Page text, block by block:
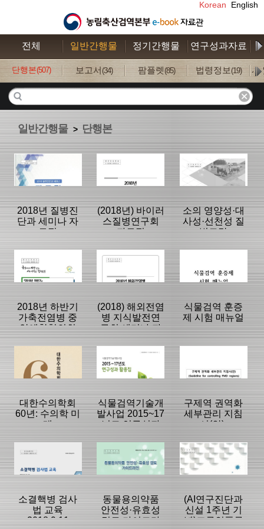
Korean English
전체 일반간행물 정기간행물 연구성과자료
단행본(507) 보고서 (34) 팜플렛 (85) 법령정보(19) 사
일반간행물 > 단행본
2018년 질병진
단과 세미나 자
료집
분류명 : 단행본
2019/01/03
(2018년) 바이러
스질병연구회
자료집
분류명 : 단행본
|
2019/01/02
소의 영양성·대
사성·선천성 질
병도감
|
2018년 하반기
가축전염병 중
앙예찰협의회
자료
분류명 : 단행본
|
2018/12/26
(2018) 해외전염
병 지식발전연
구회 세미나 자
료집
분류명 : 단행본
|
2018/12/21
식물검역 훈증
제 시험 매뉴얼
2018/12/13
대한수의학회
60년: 수의학 미
래
분류명 : 단행본
|
식물검역기술개
발사업 2015~17
년도 연구성과
분류명 : 단행본
|
구제역 권역화
세부관리 지침
서(안):
controlling FMD
regions
분류명 : 단행본
|
소결핵병 검사
법 교육
2018.9.11
동물용의약품
안전성·유효성
검토 가이드라
(AI연구진단과
신설 1주년 기
념)조류인플루